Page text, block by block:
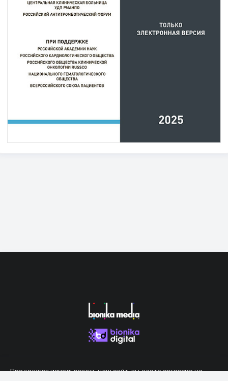
Продолжая использовать наш сайт, вы даете согласие на